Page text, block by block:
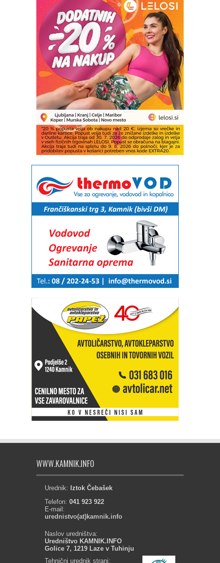
WWW.KAMNIK.INFO
Urednik: Iztok Čebašek
Telefon: 041 923 922
E-mail:
urednistvo(at)kamnik.info
Naslov uredništva:
Uredništvo KAMNIK.INFO
Golice 7, 1219 Laze v Tuhinju
Tehnični urednik strani: